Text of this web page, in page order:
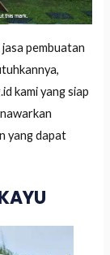
pembuatan
kami yang siap
yang dapat